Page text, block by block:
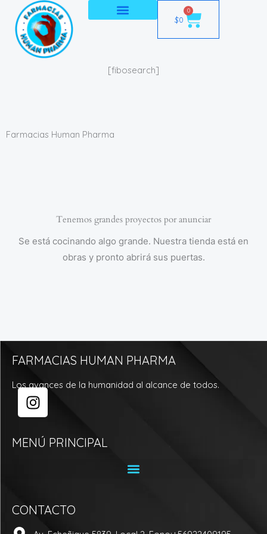
contenido
$0
0
Cart
[fibosearch]
Farmacias Human Pharma
Tenemos grandes proyectos por anunciar
Se está cocinando algo grande. Nuestra tienda está en
obras y pronto abrirá sus puertas.
FARMACIAS HUMAN PHARMA
Los avances de la humanidad al alcance de todos.
I
n
t
m
MENÚ PRINCIPAL
CONTACTO